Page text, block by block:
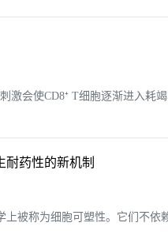
会使CD8⁺ T细胞逐渐进入耗
耐药性的新机制
被称为细胞可塑性。它们不